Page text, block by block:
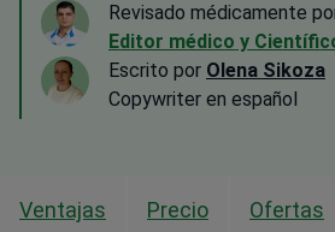
Revisado médicamente
Editor médico y
Escrito por Olena Sikoza
Сopywriter en español
Ventajas Precio Ofertas